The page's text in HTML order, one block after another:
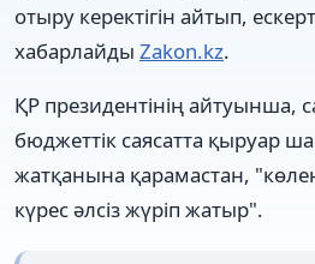
отыру керектігін айтып,
хабарлайды Zakon.kz.
ҚР президентінің айтуынша,
бюджеттік саясатта қыруар
жатқанына қарамастан,
күрес әлсіз жүріп жатыр".